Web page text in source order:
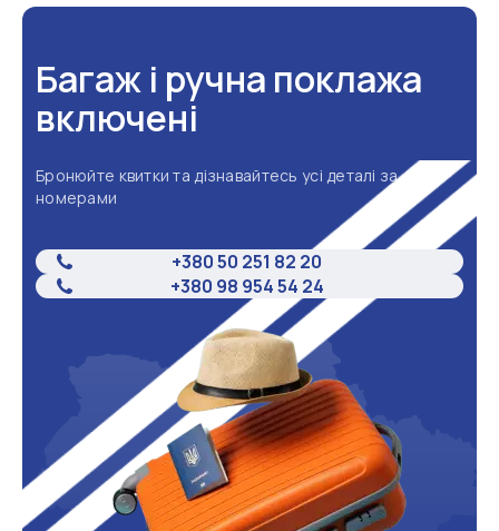
Багаж і ручна поклажа
включені
Бронюйте квитки та дізнавайтесь усі деталі за
номерами
+380 50 251 82 20
+380 98 954 54 24